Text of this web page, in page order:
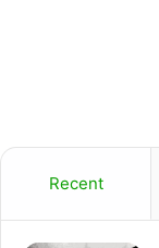
Recent